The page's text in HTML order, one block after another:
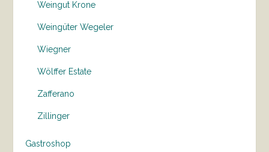
Weingut Krone
Weingüter Wegeler
Wiegner
Wölffer Estate
Zafferano
Zillinger
Gastroshop